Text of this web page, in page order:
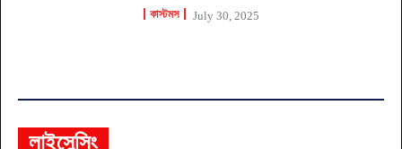
কাস্টমস July 30, 2025
লাইসেন্সিং